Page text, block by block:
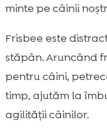
minte pe câinii
Frisbee este
stăpân. Aruncând
pentru câini,
timp, ajutăm la
agilității câinilor.